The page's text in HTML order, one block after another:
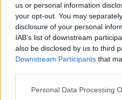
us or personal information
your opt-out. You may
disclosure of your personal
IAB’s list of downstream
also be disclosed by us to third
Downstream Participants that
Personal Data Processing
Carugate
Casarile
Casorezzo
Cassano
Cassina de'